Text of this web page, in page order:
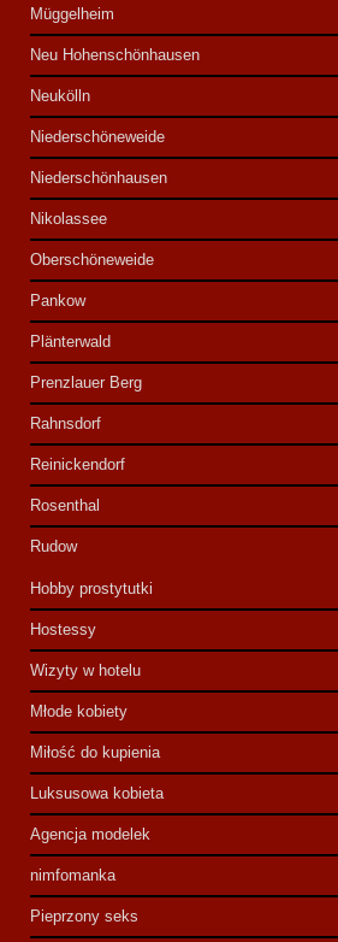
Müggelheim
Neu Hohenschönhausen
Neukölln
Niederschöneweide
Niederschönhausen
Nikolassee
Oberschöneweide
Pankow
Plänterwald
Prenzlauer Berg
Rahnsdorf
Reinickendorf
Rosenthal
Rudow
Hobby prostytutki
Hostessy
Wizyty w hotelu
Młode kobiety
Miłość do kupienia
Luksusowa kobieta
Agencja modelek
nimfomanka
Pieprzony seks